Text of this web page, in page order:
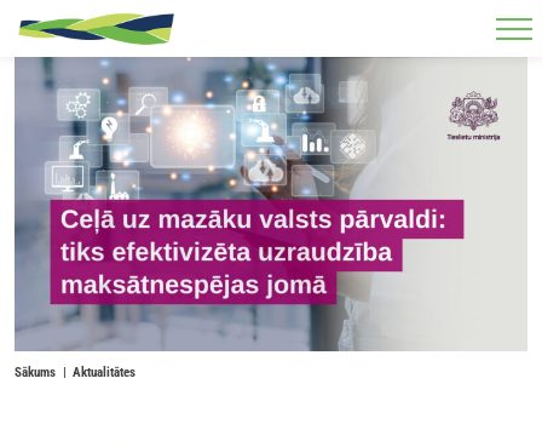
Skip to main content
Sākums Aktualitātes